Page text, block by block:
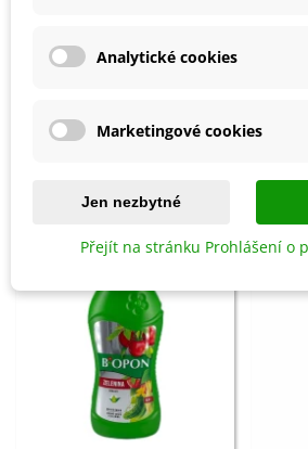
Detaily produktu
Analytické cookies
Marketingové cookies
Jen nezbytné
Přejít na stránku Prohlášení o